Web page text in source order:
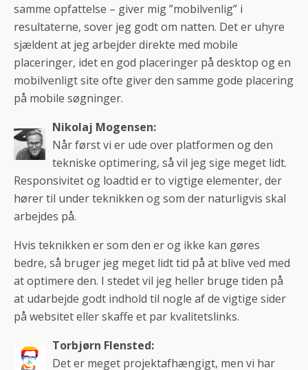
samme opfattelse – giver mig ”mobilvenlig” i
resultaterne, sover jeg godt om natten. Det er uhyre
sjældent at jeg arbejder direkte med mobile
placeringer, idet en god placeringer på desktop og en
mobilvenligt site ofte giver den samme gode placering
på mobile søgninger.
Nikolaj Mogensen:
Når først vi er ude over platformen og den
tekniske optimering, så vil jeg sige meget lidt.
Responsivitet og loadtid er to vigtige elementer, der
hører til under teknikken og som der naturligvis skal
arbejdes på.
Hvis teknikken er som den er og ikke kan gøres
bedre, så bruger jeg meget lidt tid på at blive ved med
at optimere den. I stedet vil jeg heller bruge tiden på
at udarbejde godt indhold til nogle af de vigtige sider
på websitet eller skaffe et par kvalitetslinks.
Torbjørn Flensted:
Det er meget projektafhængigt, men vi har